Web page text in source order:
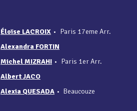
Éloïse LACROIX • Paris 17eme Arr.
Alexandra FORTIN
Michel MIZRAHI • Paris 1er Arr.
Albert JACO
Alexia QUESADA • Beaucouze